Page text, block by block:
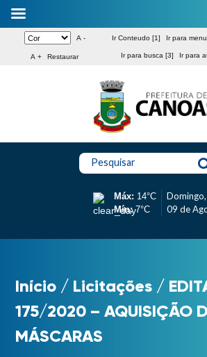
A -
A + Restaurar
Ir Conteudo [1] Ir para
Ir para busca [3] Ir para
Pesquisar
Máx: 14°C
Mín:7°C
Domingo,
09 de
Início / Licitações /
175/2020 – AQUISIÇÃO
MÁSCARAS